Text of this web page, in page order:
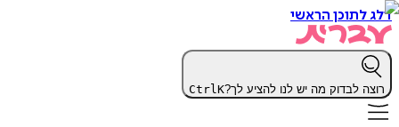
דלג לתוכן הראשי
רוצה לבדוק מה יש לנו להציע לך? CtrlK